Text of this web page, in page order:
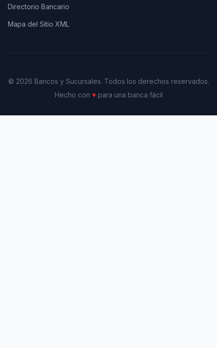
Directorio Bancario
Mapa del Sitio XML
© 2026 Bancos y Sucursales. Todos los derechos reservados.
Hecho con ♥para una banca fácil